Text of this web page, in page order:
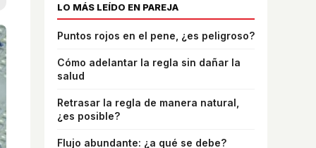
LO MÁS LEÍDO EN PAREJA
Puntos rojos en el pene, ¿es peligroso?
Cómo adelantar la regla sin dañar la
salud
Retrasar la regla de manera natural,
¿es posible?
Flujo abundante: ¿a qué se debe?